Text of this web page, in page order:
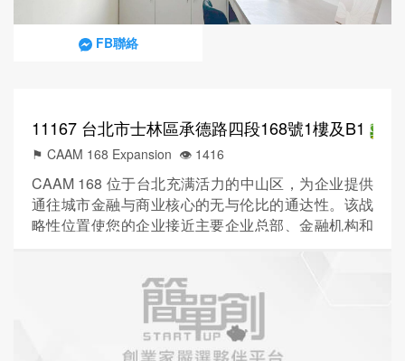
FB聯絡
11167 台北市士林區承德路四段168號1樓及B1
⚑ CAAM 168 Expansion 👁️‍ 1416
CAAM 168 位于台北充满活力的中山区，为企业提供
通往城市金融与商业核心的无与伦比的通达性。该战
略性位置使您的企业接近主要企业总部、金融机构和
畅，而广泛的 MRT 联络则为您的团队与客户简化通
勤。 这里的现代化办公室提升信誉度并符合该地区的
专业标准，非常适合吸引本地人才。灵活共享办公选
项进一步支持敏捷运营...